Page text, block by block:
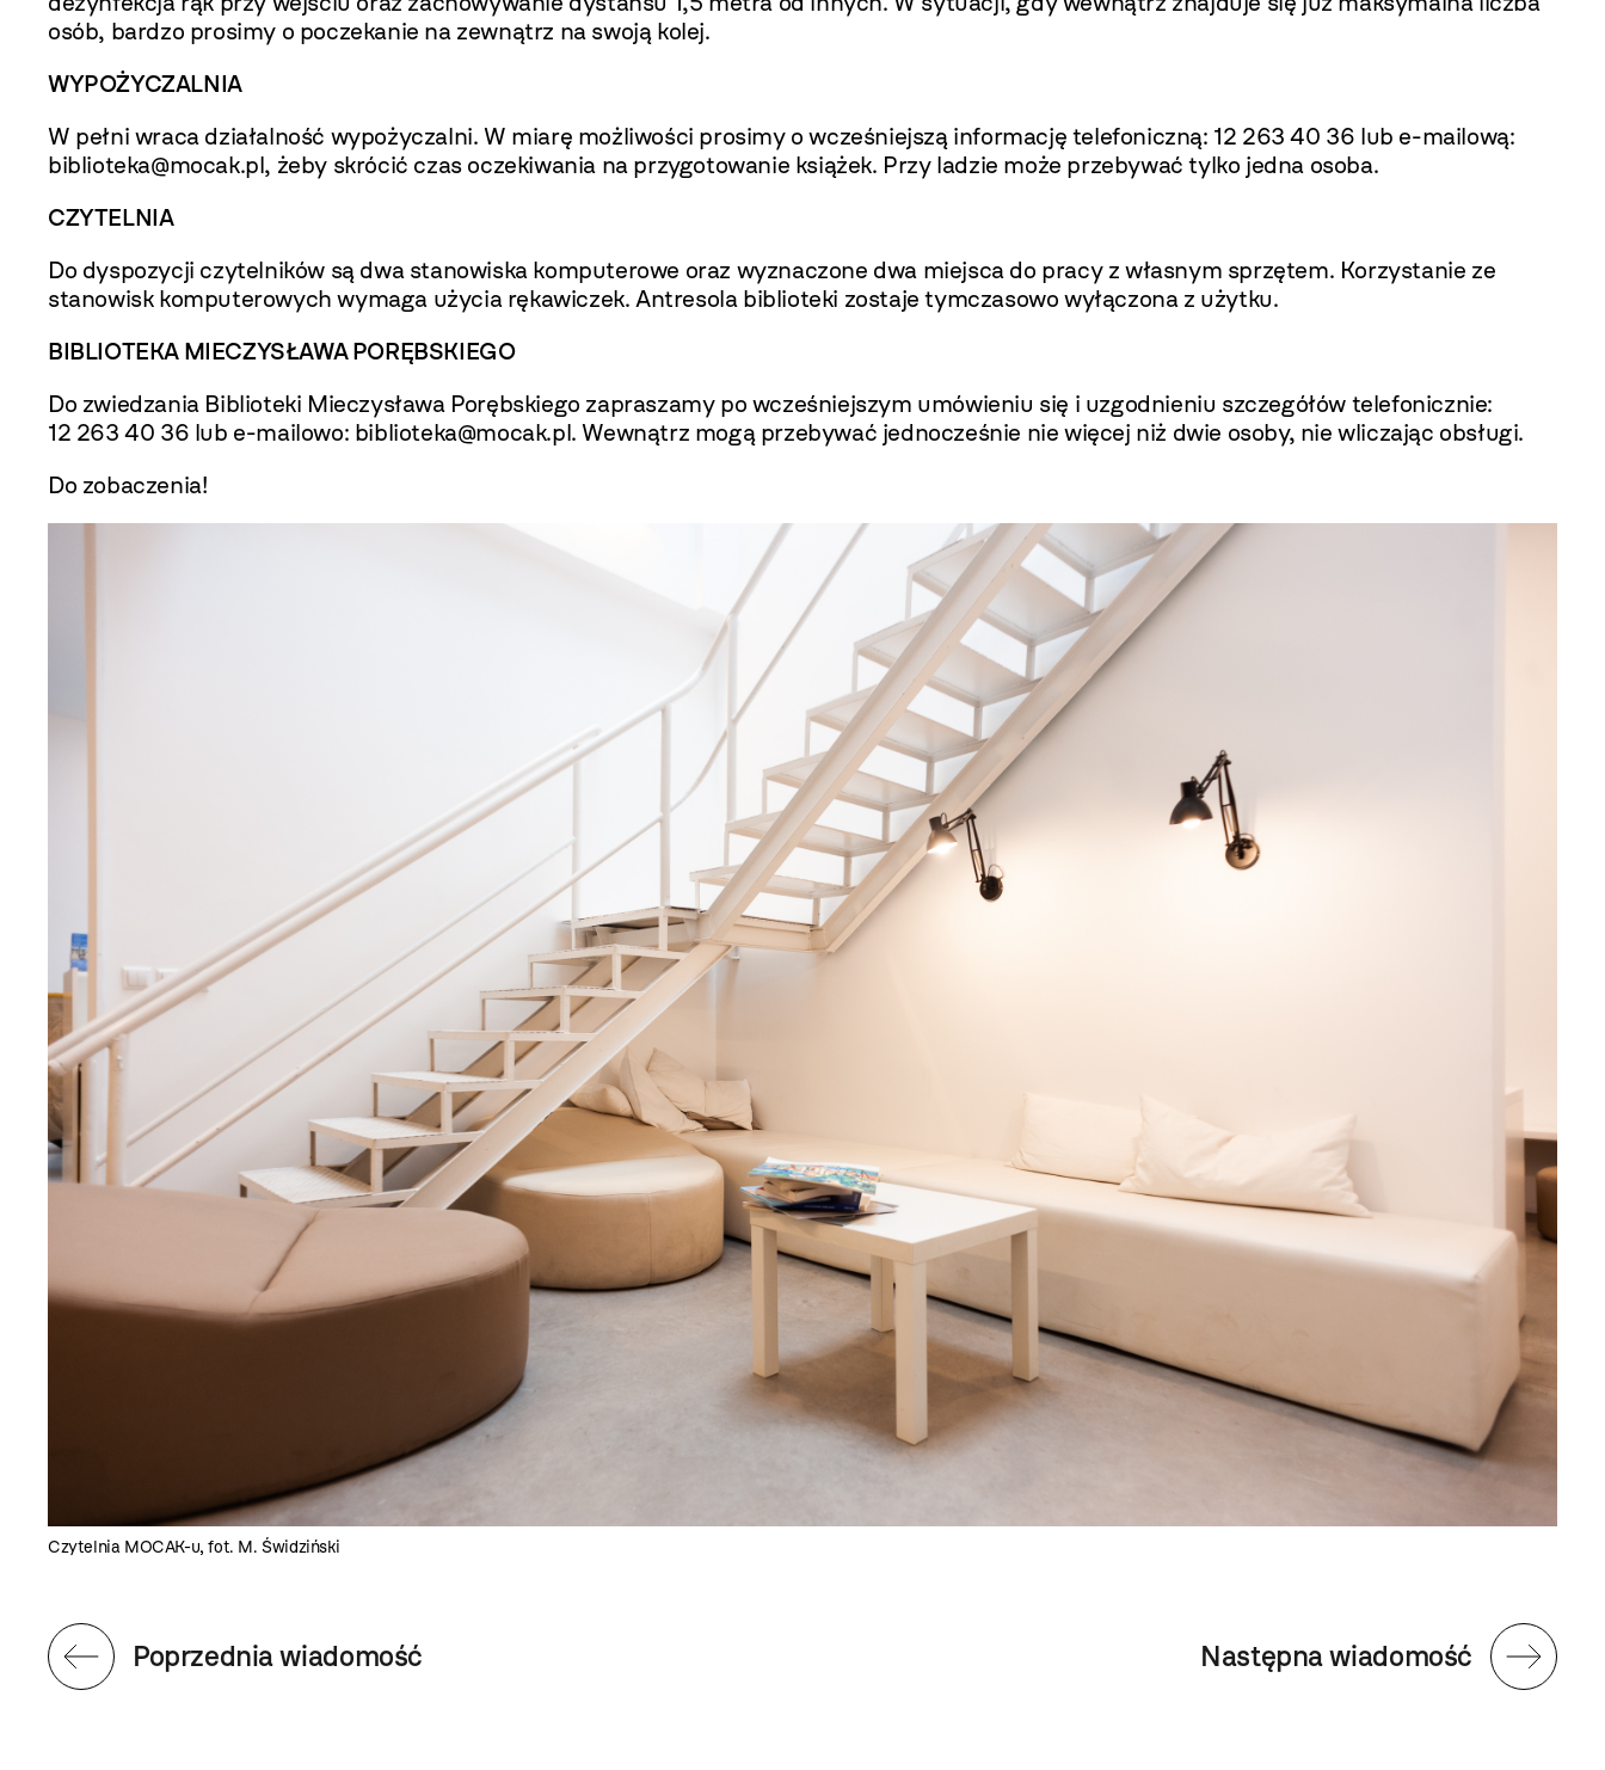
osób, bardzo prosimy o poczekanie na zewnątrz na swoją kolej.
WYPOŻYCZALNIA
W pełni wraca działalność wypożyczalni. W miarę możliwości prosimy o wcześniejszą informację telefoniczną: 12 263 40 36 lub e-mailową:
biblioteka@mocak.pl, żeby skrócić czas oczekiwania na przygotowanie książek. Przy ladzie może przebywać tylko jedna osoba.
CZYTELNIA
Do dyspozycji czytelników są dwa stanowiska komputerowe oraz wyznaczone dwa miejsca do pracy z własnym sprzętem. Korzystanie ze
stanowisk komputerowych wymaga użycia rękawiczek. Antresola biblioteki zostaje tymczasowo wyłączona z użytku.
BIBLIOTEKA MIECZYSŁAWA PORĘBSKIEGO
Do zwiedzania Biblioteki Mieczysława Porębskiego zapraszamy po wcześniejszym umówieniu się i uzgodnieniu szczegółów telefonicznie:
12 263 40 36 lub e-mailowo: biblioteka@mocak.pl. Wewnątrz mogą przebywać jednocześnie nie więcej niż dwie osoby, nie wliczając obsługi.
Do zobaczenia!
Czytelnia MOCAK-u, fot. M. Świdziński
Następna wiadomość
Poprzednia wiadomość